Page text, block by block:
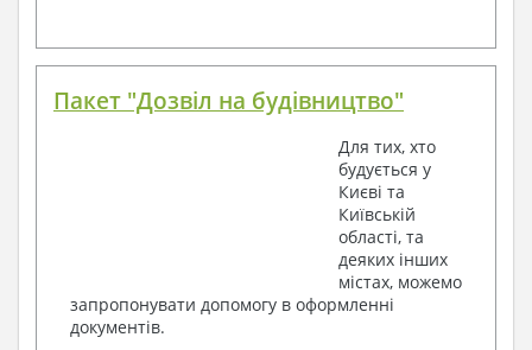
Пакет "Дозвіл на будівництво"
Для тих, хто
будується у
Києві та
Київській
області, та
деяких інших
містах, можемо
запропонувати допомогу в оформленні
документів.